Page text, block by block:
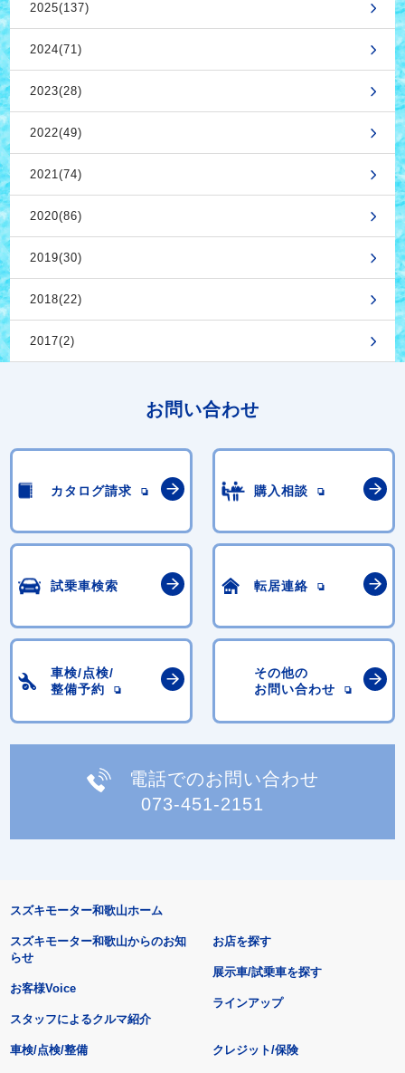
2025(137)
2024(71)
2023(28)
2022(49)
2021(74)
2020(86)
2019(30)
2018(22)
2017(2)
お問い合わせ
カタログ請求 購入相談
試乗車検索 転居連絡
車検/点検/
整備予約
その他の
お問い合わせ
電話でのお問い合わせ
073-451-2151
スズキモーター和歌山ホーム
スズキモーター和歌山からのお知
らせ
お客様Voice
スタッフによるクルマ紹介
お店を探す
展示車/試乗車を探す
ラインアップ
車検/点検/整備 クレジット/保険